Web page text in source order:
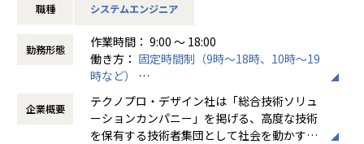
き、技術者としての幅を広げながら、ものづくりの現場
当社のお客さま（医療機器/産業用装置等の大手メーカー）の
開発現場で、システム制御エンジニアとして、自動運転シス
テムの開発に従事していただきます。
職種 システムエンジニア
勤務形態
作業時間： 9:00 ～ 18:00
働き方： 固定時間制（9時～18時、10時～19
時など）
時間外労働の有無： 有（月平均20時間）
休憩時間： 60分
企業概要
テクノプロ・デザイン社は「総合技術ソリュ
ーションカンパニー」を掲げる、高度な技術
を保有する技術者集団として社会を動かすこ